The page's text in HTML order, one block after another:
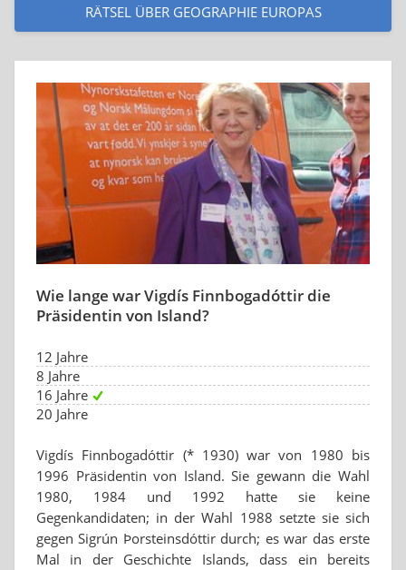
RÄTSEL ÜBER GEOGRAPHIE EUROPAS
Wie lange war Vigdís Finnbogadóttir die
Präsidentin von Island?
12 Jahre
8 Jahre
16 Jahre
20 Jahre
Vigdís Finnbogadóttir (* 1930) war von 1980 bis
1996 Präsidentin von Island. Sie gewann die Wahl
1980, 1984 und 1992 hatte sie keine
Gegenkandidaten; in der Wahl 1988 setzte sie sich
gegen Sigrún Þorsteinsdóttir durch; es war das erste
Mal in der Geschichte Islands, dass ein bereits